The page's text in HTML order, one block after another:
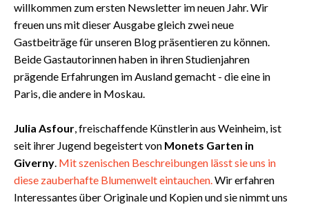
willkommen zum ersten Newsletter im neuen Jahr. Wir
freuen uns mit dieser Ausgabe gleich zwei neue
Gastbeiträge für unseren Blog präsentieren zu können.
Beide Gastautorinnen haben in ihren Studienjahren
prägende Erfahrungen im Ausland gemacht - die eine in
Paris, die andere in Moskau.
Julia Asfour, freischaffende Künstlerin aus Weinheim, ist
seit ihrer Jugend begeistert von Monets Garten in
Giverny. Mit szenischen Beschreibungen lässt sie uns in
diese zauberhafte Blumenwelt eintauchen.Wir erfahren
Interessantes über Originale und Kopien und sie nimmt uns